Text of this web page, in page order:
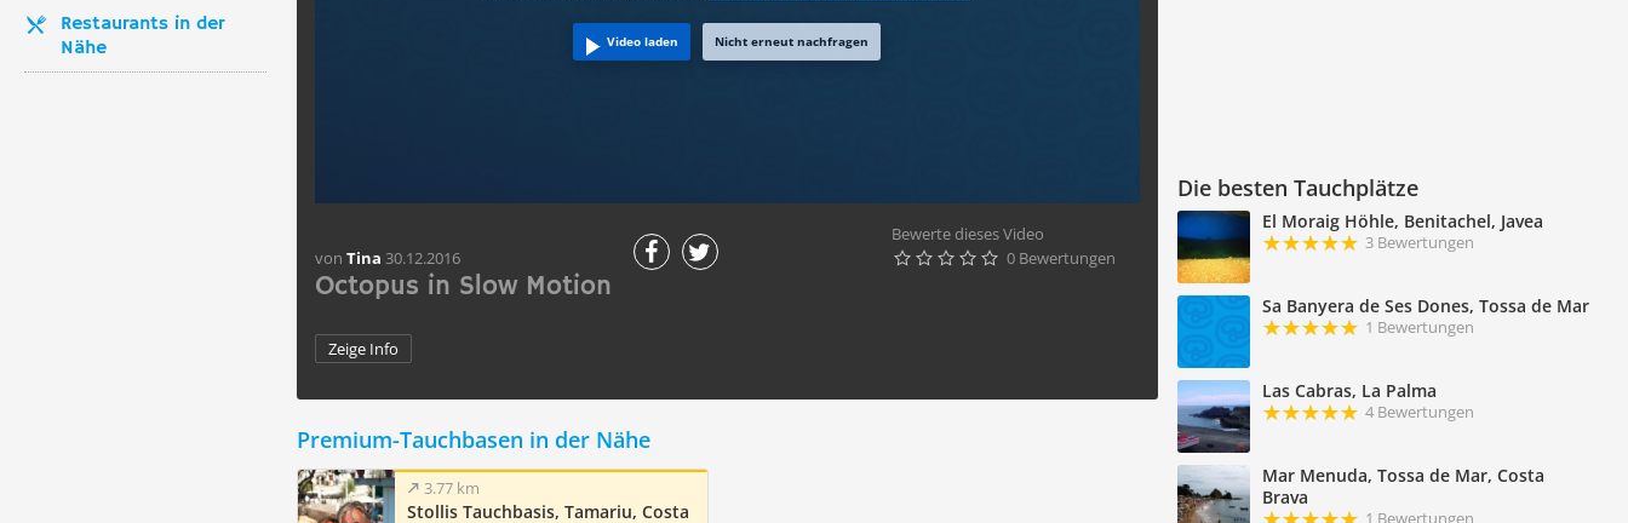
Restaurants in der
Nähe
Die besten Tauchplätze
El Moraig Höhle, Benitachel, Javea
3 Bewertungen
Sa Banyera de Ses Dones, Tossa de Mar
1 Bewertungen
Las Cabras, La Palma
4 Bewertungen
Mar Menuda, Tossa de Mar, Costa
Brava
1 Bewertungen
Video laden Nicht erneut nachfragen
von Tina 30.12.2016
Bewerte dieses Video
     0 Bewertungen
Octopus in Slow Motion
Zeige Info
Premium-Tauchbasen in der Nähe
3.77 km
Stollis Tauchbasis, Tamariu, Costa